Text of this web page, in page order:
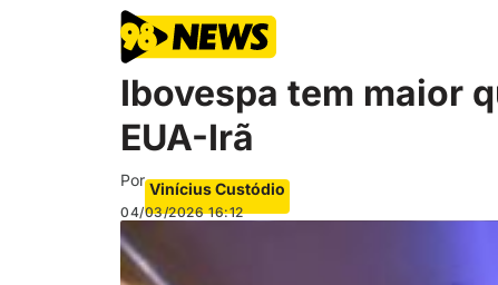
Ibovespa tem maior
EUA-Irã
Por Vinícius Custódio
04/03/2026 16:12